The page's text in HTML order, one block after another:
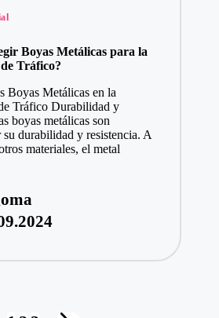
Boyas Metálicas para la
Tráfico?
Boyas Metálicas en la
Tráfico Durabilidad y
boyas metálicas son
su durabilidad y resistencia. A
materiales, el metal